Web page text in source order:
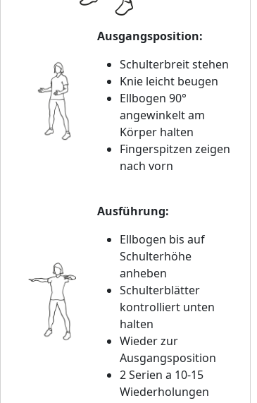
Ausgangsposition:
Schulterbreit stehen
Knie leicht beugen
Ellbogen 90°
angewinkelt am
Körper halten
Fingerspitzen zeigen
nach vorn
Ausführung:
Ellbogen bis auf
Schulterhöhe
anheben
Schulterblätter
kontrolliert unten
halten
Wieder zur
Ausgangsposition
2 Serien a 10-15
Wiederholungen